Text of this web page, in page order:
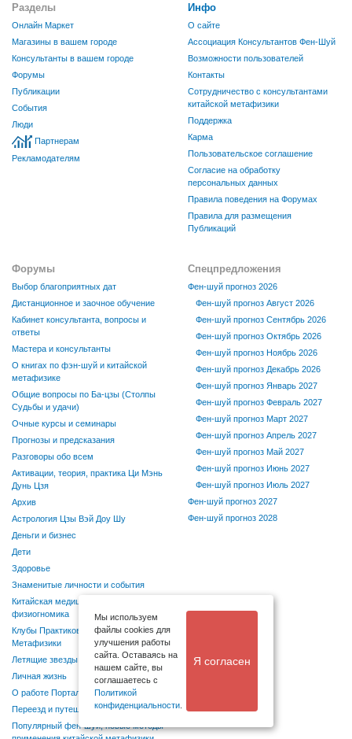
Разделы
Онлайн Маркет
Магазины в вашем городе
Консультанты в вашем городе
Форумы
Публикации
События
Люди
Партнерам
Рекламодателям
Инфо
О сайте
Ассоциация Консультантов Фен-Шуй
Возможности пользователей
Контакты
Сотрудничество с консультантами
китайской метафизики
Поддержка
Карма
Пользовательское соглашение
Согласие на обработку
персональных данных
Правила поведения на Форумах
Правила для размещения
Публикаций
Форумы
Выбор благоприятных дат
Дистанционное и заочное обучение
Кабинет консультанта, вопросы и
ответы
Мастера и консультанты
О книгах по фэн-шуй и китайской
метафизике
Общие вопросы по Ба-цзы (Столпы
Судьбы и удачи)
Очные курсы и семинары
Прогнозы и предсказания
Разговоры обо всем
Активации, теория, практика Ци Мэнь
Дунь Цзя
Архив
Астрология Цзы Вэй Доу Шу
Деньги и бизнес
Дети
Здоровье
Знаменитые личности и события
Китайская медицина, диетология и
физиогномика
Клубы Практиков Китайской
Метафизики
Летящие звезды
Личная жизнь
О работе Портала "Фен-шуй Форум"
Переезд и путешествия
Популярный фен-шуй, новые методы
Спецпредложения
Фен-шуй прогноз 2026
Фен-шуй прогноз Август 2026
Фен-шуй прогноз Сентябрь 2026
Фен-шуй прогноз Октябрь 2026
Фен-шуй прогноз Ноябрь 2026
Фен-шуй прогноз Декабрь 2026
Фен-шуй прогноз Январь 2027
Фен-шуй прогноз Февраль 2027
Фен-шуй прогноз Март 2027
Фен-шуй прогноз Апрель 2027
Фен-шуй прогноз Май 2027
Фен-шуй прогноз Июнь 2027
Фен-шуй прогноз Июль 2027
Фен-шуй прогноз 2027
Фен-шуй прогноз 2028
Мы используем
файлы cookies для
улучшения работы
сайта. Оставаясь на
нашем сайте, вы
соглашаетесь с
Политикой
конфиденциальности
Я согласен